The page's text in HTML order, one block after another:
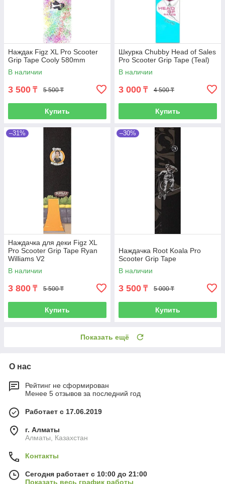
Наждак Figz XL Pro Scooter
Grip Tape Cooly 580mm
В наличии
3 500 ₸ 5 500 ₸
Купить
Шкурка Chubby Head of Sales
Pro Scooter Grip Tape (Teal)
В наличии
3 000 ₸ 4 500 ₸
Купить
–31%
Наждачка для деки Figz XL
Pro Scooter Grip Tape Ryan
Williams V2
В наличии
3 800 ₸ 5 500 ₸
Купить
–30%
Наждачка Root Koala Pro
Scooter Grip Tape
В наличии
3 500 ₸ 5 000 ₸
Купить
Показать ещё
О нас
Рейтинг не сформирован
Менее 5 отзывов за последний год
Работает с 17.06.2019
г. Алматы
Алматы, Казахстан
Контакты
Сегодня работает с 10:00 до 21:00
Показать весь график работы